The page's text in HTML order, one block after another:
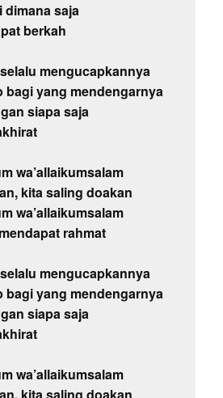
dimana saja
berkah
mengucapkannya
bagi yang mendengarnya
siapa saja
wa’allaikumsalam
kita saling doakan
wa’allaikumsalam
rahmat
mengucapkannya
bagi yang mendengarnya
siapa saja
wa’allaikumsalam